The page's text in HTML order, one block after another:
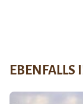
EBENFALLS